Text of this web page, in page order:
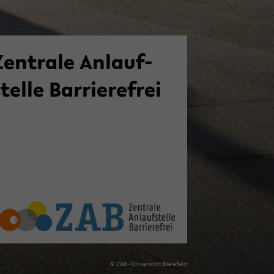
An­lauf­
Bar­rie­re­frei
© ZAB - Uni­ver­si­tät Bie­le­feld